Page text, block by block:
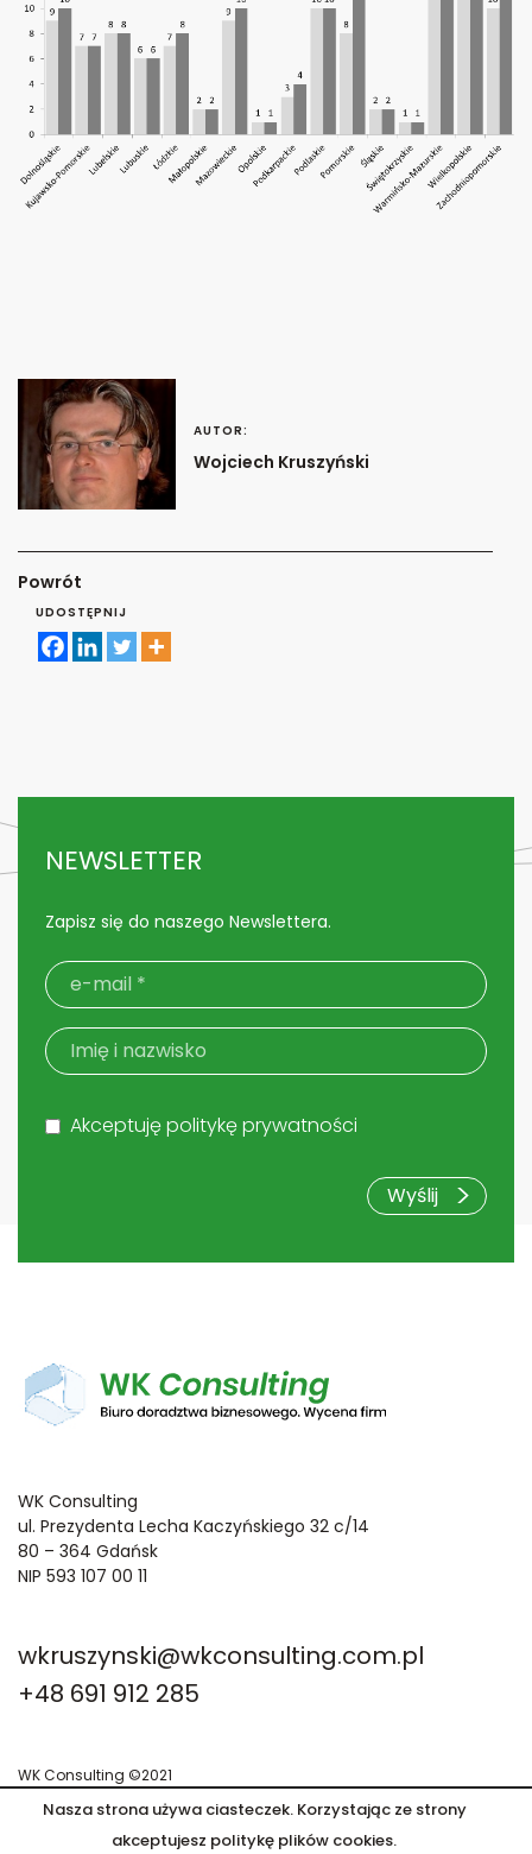
AUTOR:
Wojciech Kruszyński
Powrót
UDOSTĘPNIJ
NEWSLETTER
Zapisz się do naszego Newslettera.
Akceptuję politykę prywatności
WK Consulting
ul. Prezydenta Lecha Kaczyńskiego 32 c/14
80 – 364 Gdańsk
NIP 593 107 00 11
wkruszynski@wkconsulting.com.pl
+48 691 912 285
WK Consulting ©2021
Polityka prywatności
Regulamin
Designed & Powered: OK-Interactive
Nasza strona używa ciasteczek. Korzystając ze strony
akceptujesz politykę plików cookies.